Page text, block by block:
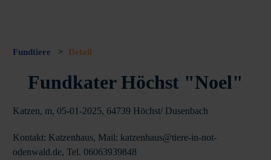
Fundtiere > Detail
Fundkater Höchst "Noel"
Katzen, m, 05-01-2025, 64739 Höchst/ Dusenbach
Kontakt: Katzenhaus, Mail: katzenhaus@tiere-in-not-
odenwald.de, Tel. 06063939848